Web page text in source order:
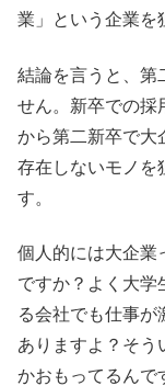
業」という企業を
結論を言うと、第
せん。新卒での採
から第二新卒で大
存在しないモノを
す。
個人的には大企業
ですか？よく大学
る会社でも仕事が
ありますよ？そう
かおもってるんで